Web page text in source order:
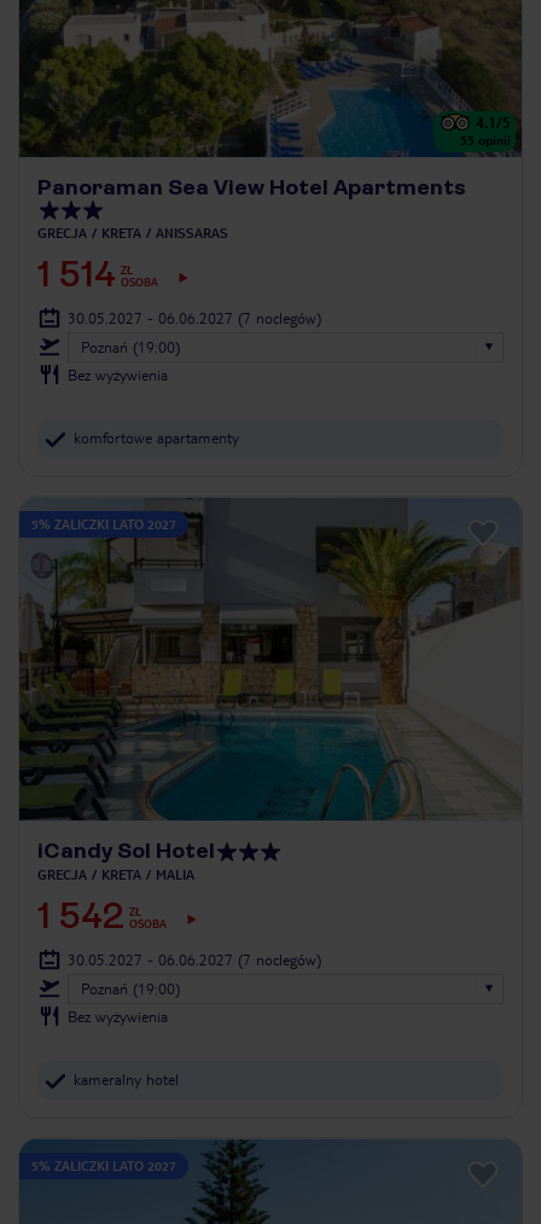
4.1/5
55 opinii
Panoraman Sea View Hotel Apartments
GRECJA KRETA ANISSARAS
1 514 ZŁ
OSOBA
30.05.2027 - 06.06.2027 (7 noclegów)
Poznań (19:00)
Bez wyżywienia
komfortowe apartamenty
5% ZALICZKI LATO 2027
iCandy Sol Hotel
GRECJA KRETA MALIA
1 542 ZŁ
OSOBA
30.05.2027 - 06.06.2027 (7 noclegów)
Poznań (19:00)
Bez wyżywienia
kameralny hotel
5% ZALICZKI LATO 2027